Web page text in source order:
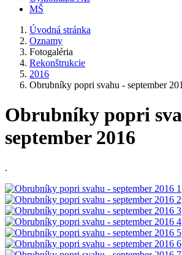
MŠ
Úvodná stránka
Oznamy
Fotogaléria
Rekonštrukcie
2016
Obrubníky popri svahu - september
Obrubníky popri
september 2016
.